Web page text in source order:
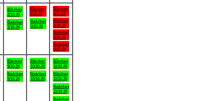
Båtviken
2/10-26
Badviken
2/10-26
Båtviken
3/10-26
Badviken
3/10-26
Båtviken
4/10-26
Båtviken
4/10-26
Badviken
4/10-26
Badviken
4/10-26
Båtviken
9/10-26
Badviken
9/10-26
Båtviken
10/10-26
Badviken
10/10-26
Båtviken
11/10-26
Båtviken
11/10-26
Badviken
11/10-26
Badviken